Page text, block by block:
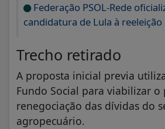
Federação PSOL-Rede
candidatura de Lula à reeleição
Trecho retirado
A proposta inicial previa
Fundo Social para viabilizar o
renegociação das dívidas do
agropecuário.